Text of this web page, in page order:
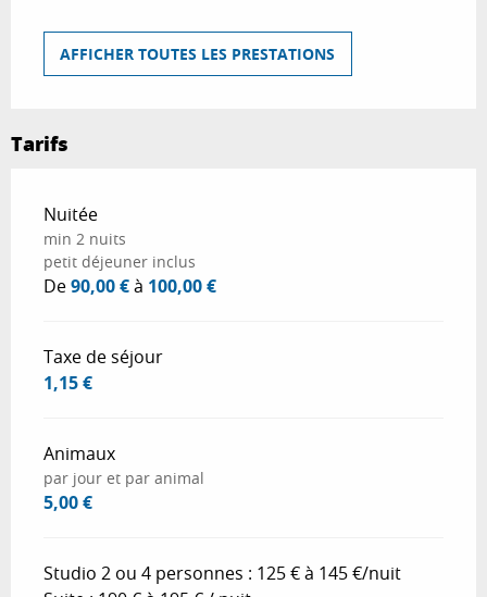
AFFICHER TOUTES LES PRESTATIONS
Tarifs
Tarifs 2026
Nuitée
min 2 nuits
petit déjeuner inclus
De90,00 €à 100,00 €
Taxe de séjour
1,15 €
Animaux
par jour et par animal
5,00 €
Studio 2 ou 4 personnes : 125 € à 145 €/nuit